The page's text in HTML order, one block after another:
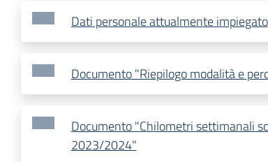
Dati personale attualmente impiegato
Documento "Riepilogo modalità e
Documento "Chilometri settimanali
2023/2024"